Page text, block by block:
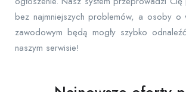
bez najmniejszych problemów, a osoby o
zawodowym będą mogły szybko
naszym serwisie!